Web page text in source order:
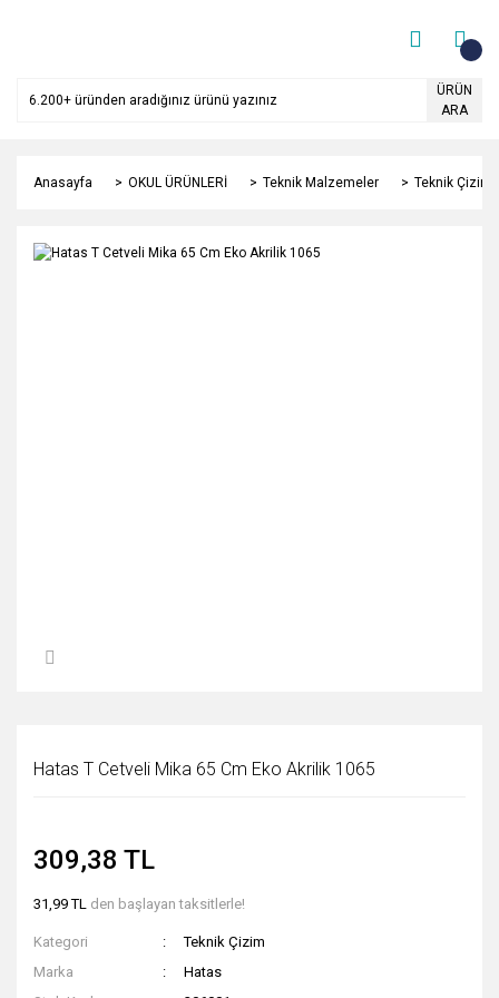
ÜRÜN
ARA
Anasayfa OKUL ÜRÜNLERİ Teknik Malzemeler Teknik Çizim
Hatas T Cetveli Mika 65 Cm Eko Akrilik 1065
309,38 TL
31,99 TL den başlayan taksitlerle!
Kategori
Teknik Çizim
Marka
Hatas